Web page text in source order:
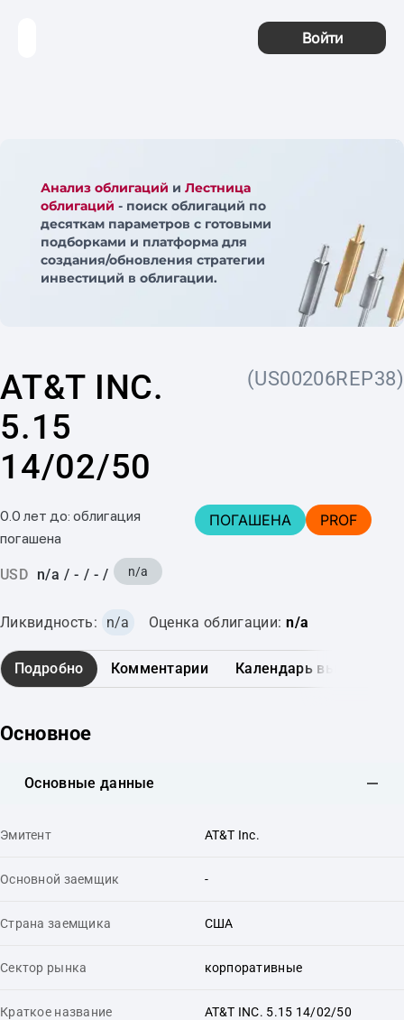
Войти
Анализ облигаций и Лестница
облигаций - поиск облигаций по
десяткам параметров с готовыми
подборками и платформа для
создания/обновления стратегии
инвестиций в облигации.
AT&T INC.
5.15
14/02/50
(US00206REP38)
0.0 лет до: облигация
погашена
ПОГАШЕНА PROF
USD n/a / - / - / n/a
Ликвидность: n/a Оценка облигации: n/a
Подробно Комментарии Календарь выплат
Основное
Основные данные
Эмитент AT&T Inc.
Основной заемщик -
Страна заемщика США
Сектор рынка корпоративные
Краткое название AT&T INC. 5.15 14/02/50